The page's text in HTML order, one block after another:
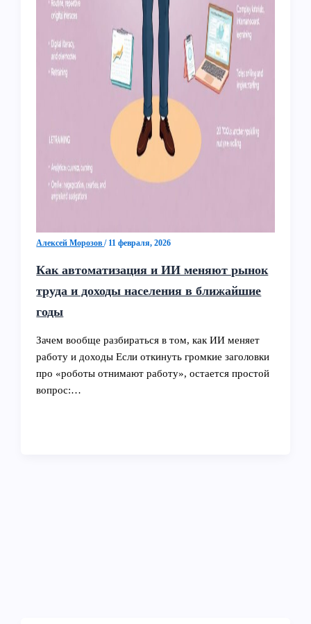
Алексей Морозов/ 11 февраля, 2026
Как автоматизация и ИИ меняют рынок
труда и доходы населения в ближайшие
годы
Зачем вообще разбираться в том, как ИИ меняет
работу и доходы Если откинуть громкие заголовки
про «роботы отнимают работу», остается простой
вопрос:…